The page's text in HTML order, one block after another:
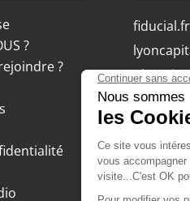
?
?
fiducial.fr
/